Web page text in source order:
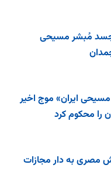
مُبشر مسیحی
ایران» موج اخیر
را محکوم کرد
مصری به دار مجازات